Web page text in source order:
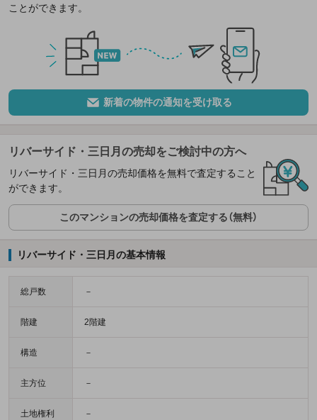
ことができます。
新着の物件の通知を受け取る
リバーサイド・三日月の売却をご検討中の方へ
リバーサイド・三日月の売却価格を無料で査定すること
ができます。
このマンションの売却価格を査定する（無料）
リバーサイド・三日月の基本情報
総戸数 －
階建 2階建
構造 －
主方位 －
土地権利 －